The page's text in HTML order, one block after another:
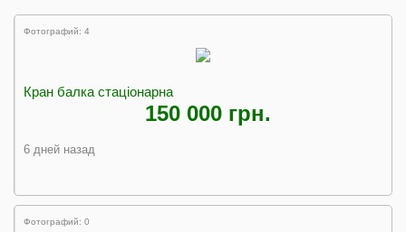
Фотографий: 4
Кран балка стаціонарна
150 000 грн.
6 дней назад
Фотографий: 0